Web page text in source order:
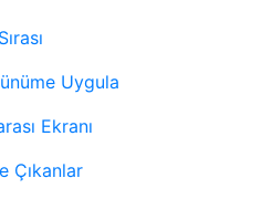
Uygula
Ekranı
Çıkanlar